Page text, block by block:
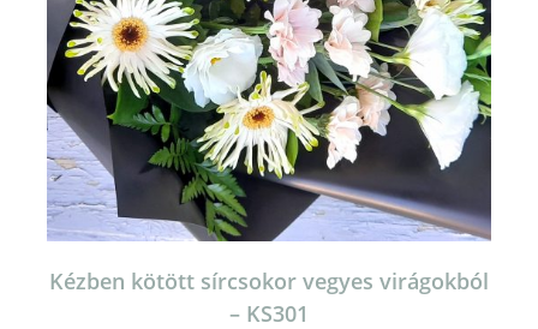
Kézben kötött sírcsokor vegyes virágokból
– KS301